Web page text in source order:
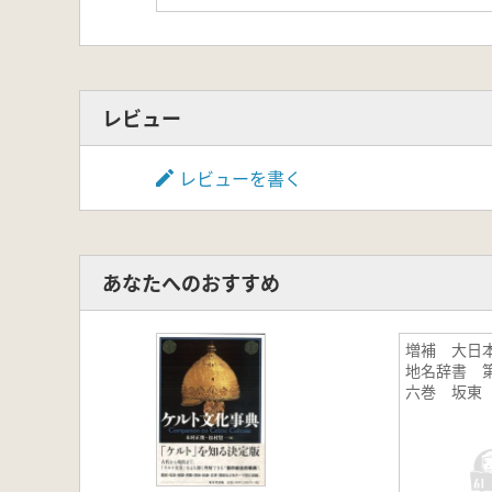
レビュー
レビューを書く
あなたへのおすすめ
増補 大日
地名辞書
六巻 坂東